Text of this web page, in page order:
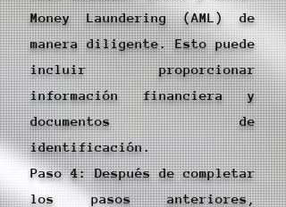
Money Laundering (AML) de
manera diligente. Esto puede
incluir proporcionar
información financiera y
documentos de
identificación.
Paso 4: Después de completar
los pasos anteriores,